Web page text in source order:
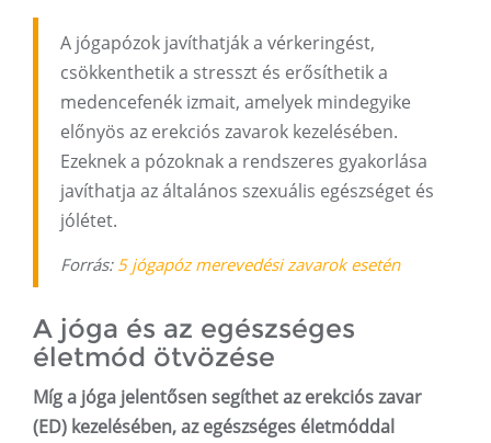
A jógapózok javíthatják a vérkeringést,
csökkenthetik a stresszt és erősíthetik a
medencefenék izmait, amelyek mindegyike
előnyös az erekciós zavarok kezelésében.
Ezeknek a pózoknak a rendszeres gyakorlása
javíthatja az általános szexuális egészséget és
jólétet.
Forrás: 5 jógapóz merevedési zavarok esetén
A jóga és az egészséges
életmód ötvözése
Míg a jóga jelentősen segíthet az erekciós zavar
(ED) kezelésében, az egészséges életmóddal